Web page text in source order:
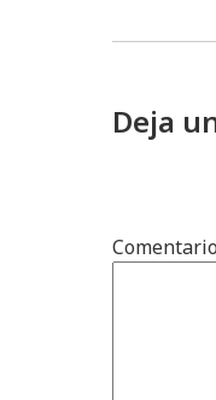
Deja
Comentario